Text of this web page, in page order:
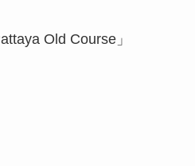
Old Course」